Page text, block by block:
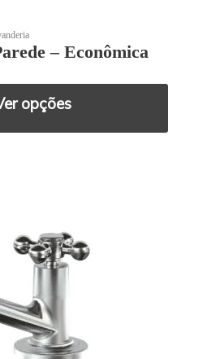
– Econômica
opções